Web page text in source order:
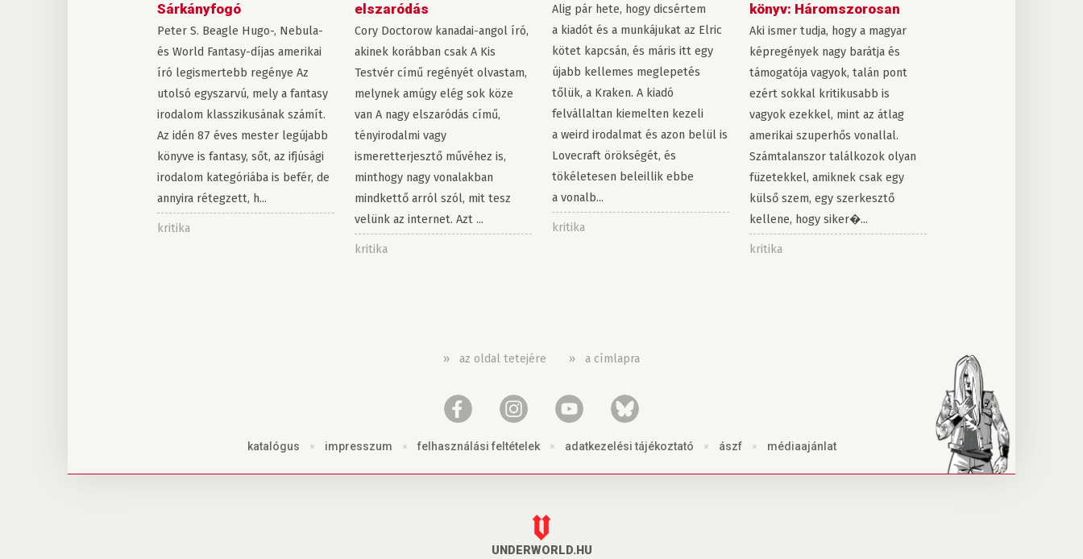
Sárkányfogó
Peter S. Beagle Hugo-, Nebula-
és World Fantasy-díjas amerikai
író legismertebb regénye Az
utolsó egyszarvú, mely a fantasy
irodalom klasszikusának számít.
Az idén 87 éves mester legújabb
könyve is fantasy, sőt, az ifjúsági
irodalom kategóriába is befér, de
annyira rétegzett, h...
kritika
elszaródás
Cory Doctorow kanadai-angol író,
akinek korábban csak A Kis
Testvér című regényét olvastam,
melynek amúgy elég sok köze
van A nagy elszaródás című,
tényirodalmi vagy
ismeretterjesztő művéhez is,
minthogy nagy vonalakban
mindkettő arról szól, mit tesz
velünk az internet. Azt ...
kritika
Alig pár hete, hogy dicsértem
a kiadót és a munkájukat az Elric
kötet kapcsán, és máris itt egy
újabb kellemes meglepetés
tőlük, a Kraken. A kiadó
felvállaltan kiemelten kezeli
a weird irodalmat és azon belül is
Lovecraft örökségét, és
tökéletesen beleillik ebbe
a vonalb...
kritika
könyv: Háromszorosan
Aki ismer tudja, hogy a magyar
képregények nagy barátja és
támogatója vagyok, talán pont
ezért sokkal kritikusabb is
vagyok ezekkel, mint az átlag
amerikai szuperhős vonallal.
Számtalanszor találkozok olyan
füzetekkel, amiknek csak egy
külső szem, egy szerkesztő
kellene, hogy siker�...
kritika
» az oldal tetejére » a címlapra
katalógus × impresszum × felhasználási feltételek × adatkezelési tájékoztató × ászf × médiaajánlat
UNDERWORLD.HU